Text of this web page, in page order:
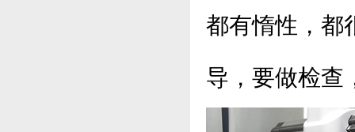
都有惰性，都
导，要做检查